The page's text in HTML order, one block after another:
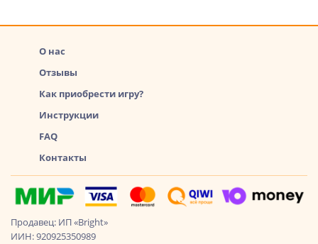
О нас
Отзывы
Как приобрести игру?
Инструкции
FAQ
Контакты
Продавец: ИП «Bright»
ИИН: 920925350989